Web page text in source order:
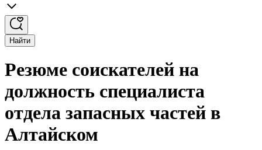
Найти
Резюме соискателей на
должность специалиста
отдела запасных частей в
Алтайском